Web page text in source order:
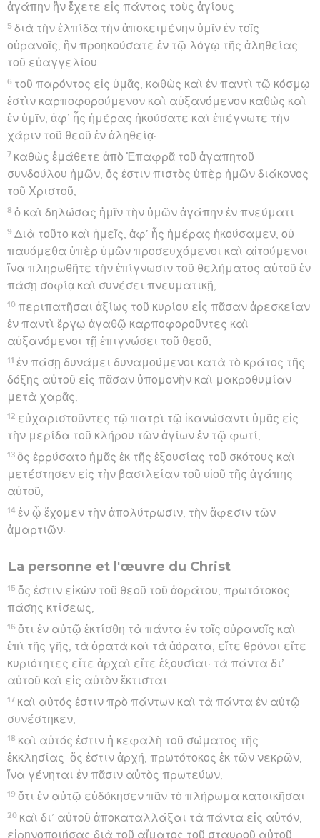
ἀγάπην ἣν ἔχετε εἰς πάντας τοὺς ἁγίους
5 διὰ τὴν ἐλπίδα τὴν ἀποκειμένην ὑμῖν ἐν τοῖς
οὐρανοῖς, ἣν προηκούσατε ἐν τῷ λόγῳ τῆς ἀληθείας
τοῦ εὐαγγελίου
6 τοῦ παρόντος εἰς ὑμᾶς, καθὼς καὶ ἐν παντὶ τῷ κόσμῳ
ἐστὶν καρποφορούμενον καὶ αὐξανόμενον καθὼς καὶ
ἐν ὑμῖν, ἀφ’ ἧς ἡμέρας ἠκούσατε καὶ ἐπέγνωτε τὴν
χάριν τοῦ θεοῦ ἐν ἀληθείᾳ·
7 καθὼς ἐμάθετε ἀπὸ Ἐπαφρᾶ τοῦ ἀγαπητοῦ
συνδούλου ἡμῶν, ὅς ἐστιν πιστὸς ὑπὲρ ἡμῶν διάκονος
τοῦ Χριστοῦ,
8 ὁ καὶ δηλώσας ἡμῖν τὴν ὑμῶν ἀγάπην ἐν πνεύματι.
9 Διὰ τοῦτο καὶ ἡμεῖς, ἀφ’ ἧς ἡμέρας ἠκούσαμεν, οὐ
παυόμεθα ὑπὲρ ὑμῶν προσευχόμενοι καὶ αἰτούμενοι
ἵνα πληρωθῆτε τὴν ἐπίγνωσιν τοῦ θελήματος αὐτοῦ ἐν
πάσῃ σοφίᾳ καὶ συνέσει πνευματικῇ,
10 περιπατῆσαι ἀξίως τοῦ κυρίου εἰς πᾶσαν ἀρεσκείαν
ἐν παντὶ ἔργῳ ἀγαθῷ καρποφοροῦντες καὶ
αὐξανόμενοι τῇ ἐπιγνώσει τοῦ θεοῦ,
11 ἐν πάσῃ δυνάμει δυναμούμενοι κατὰ τὸ κράτος τῆς
δόξης αὐτοῦ εἰς πᾶσαν ὑπομονὴν καὶ μακροθυμίαν
μετὰ χαρᾶς,
12 εὐχαριστοῦντες τῷ πατρὶ τῷ ἱκανώσαντι ὑμᾶς εἰς
τὴν μερίδα τοῦ κλήρου τῶν ἁγίων ἐν τῷ φωτί,
13 ὃς ἐρρύσατο ἡμᾶς ἐκ τῆς ἐξουσίας τοῦ σκότους καὶ
μετέστησεν εἰς τὴν βασιλείαν τοῦ υἱοῦ τῆς ἀγάπης
αὐτοῦ,
14 ἐν ᾧ ἔχομεν τὴν ἀπολύτρωσιν, τὴν ἄφεσιν τῶν
ἁμαρτιῶν·
La personne et l'œuvre du Christ
15 ὅς ἐστιν εἰκὼν τοῦ θεοῦ τοῦ ἀοράτου, πρωτότοκος
πάσης κτίσεως,
16 ὅτι ἐν αὐτῷ ἐκτίσθη τὰ πάντα ἐν τοῖς οὐρανοῖς καὶ
ἐπὶ τῆς γῆς, τὰ ὁρατὰ καὶ τὰ ἀόρατα, εἴτε θρόνοι εἴτε
κυριότητες εἴτε ἀρχαὶ εἴτε ἐξουσίαι· τὰ πάντα δι’
αὐτοῦ καὶ εἰς αὐτὸν ἔκτισται·
17 καὶ αὐτός ἐστιν πρὸ πάντων καὶ τὰ πάντα ἐν αὐτῷ
συνέστηκεν,
18 καὶ αὐτός ἐστιν ἡ κεφαλὴ τοῦ σώματος τῆς
ἐκκλησίας· ὅς ἐστιν ἀρχή, πρωτότοκος ἐκ τῶν νεκρῶν,
ἵνα γένηται ἐν πᾶσιν αὐτὸς πρωτεύων,
19 ὅτι ἐν αὐτῷ εὐδόκησεν πᾶν τὸ πλήρωμα κατοικῆσαι
20 καὶ δι’ αὐτοῦ ἀποκαταλλάξαι τὰ πάντα εἰς αὐτόν,
εἰρηνοποιήσας διὰ τοῦ αἵματος τοῦ σταυροῦ αὐτοῦ,